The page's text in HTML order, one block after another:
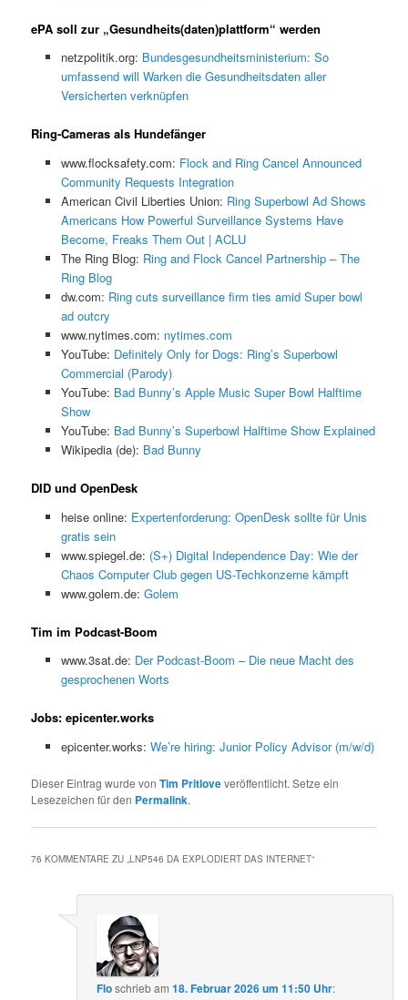
ePA soll zur „Gesundheits(daten)plattform“ werden
netzpolitik.org: Bundesgesundheitsministerium: So
umfassend will Warken die Gesundheitsdaten aller
Versicherten verknüpfen
Ring-Cameras als Hundefänger
www.flocksafety.com: Flock and Ring Cancel Announced
Community Requests Integration
American Civil Liberties Union: Ring Superbowl Ad Shows
Americans How Powerful Surveillance Systems Have
Become, Freaks Them Out | ACLU
The Ring Blog: Ring and Flock Cancel Partnership – The
Ring Blog
dw.com: Ring cuts surveillance firm ties amid Super bowl
ad outcry
www.nytimes.com: nytimes.com
YouTube: Definitely Only for Dogs: Ring’s Superbowl
Commercial (Parody)
YouTube: Bad Bunny’s Apple Music Super Bowl Halftime
Show
YouTube: Bad Bunny’s Superbowl Halftime Show Explained
Wikipedia (de): Bad Bunny
DID und OpenDesk
heise online: Expertenforderung: OpenDesk sollte für Unis
gratis sein
www.spiegel.de: (S+) Digital Independence Day: Wie der
Chaos Computer Club gegen US-Techkonzerne kämpft
www.golem.de: Golem
Tim im Podcast-Boom
www.3sat.de: Der Podcast-Boom – Die neue Macht des
gesprochenen Worts
Jobs: epicenter.works
epicenter.works: We’re hiring: Junior Policy Advisor (m/w/d)
Dieser Eintrag wurde vonTim Pritloveveröffentlicht. Setze ein
Lesezeichen für den Permalink.
76 KOMMENTARE ZU „LNP546 DA EXPLODIERT DAS INTERNET“
Floschriebam18. Februar 2026 um 11:50 Uhr: